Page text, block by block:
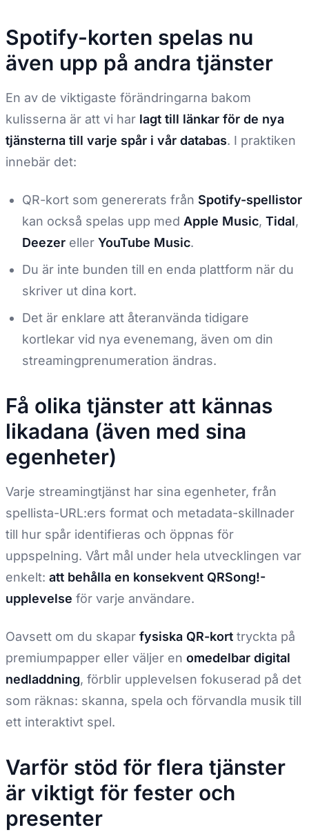
Spotify-korten spelas nu
även upp på andra tjänster
En av de viktigaste förändringarna bakom
kulisserna är att vi har lagt till länkar för de nya
tjänsterna till varje spår i vår databas. I praktiken
innebär det:
QR-kort som genererats från Spotify-spellistor
kan också spelas upp med Apple Music, Tidal,
Deezer eller YouTube Music.
Du är inte bunden till en enda plattform när du
skriver ut dina kort.
Det är enklare att återanvända tidigare
kortlekar vid nya evenemang, även om din
streamingprenumeration ändras.
Få olika tjänster att kännas
likadana (även med sina
egenheter)
Varje streamingtjänst har sina egenheter, från
spellista-URL:ers format och metadata-skillnader
till hur spår identifieras och öppnas för
uppspelning. Vårt mål under hela utvecklingen var
enkelt: att behålla en konsekvent QRSong!-
upplevelse för varje användare.
Oavsett om du skapar fysiska QR-kort tryckta på
premiumpapper eller väljer en omedelbar digital
nedladdning, förblir upplevelsen fokuserad på det
som räknas: skanna, spela och förvandla musik till
ett interaktivt spel.
Varför stöd för flera tjänster
är viktigt för fester och
presenter